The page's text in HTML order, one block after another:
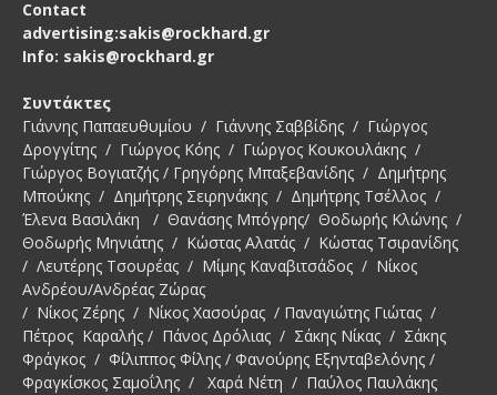
Contact
advertising:sakis@rockhard.gr
Info: sakis@rockhard.gr
Συντάκτες
Γιάννης Παπαευθυμίου / Γιάννης Σαββίδης / Γιώργος
Δρογγίτης / Γιώργος Κόης / Γιώργος Κουκουλάκης /
Γιώργος Βογιατζής / Γρηγόρης Μπαξεβανίδης / Δημήτρης
Μπούκης / Δημήτρης Σειρηνάκης / Δημήτρης Τσέλλος /
Έλενα Βασιλάκη / Θανάσης Μπόγρης/ Θοδωρής Κλώνης /
Θοδωρής Μηνιάτης / Κώστας Αλατάς / Κώστας Τσιρανίδης
/ Λευτέρης Τσουρέας / Μίμης Καναβιτσάδος / Νίκος
Ανδρέου/Ανδρέας Ζώρας
/ Νίκος Ζέρης / Νίκος Χασούρας / Παναγιώτης Γιώτας /
Πέτρος Καραλής / Πάνος Δρόλιας / Σάκης Νίκας / Σάκης
Φράγκος / Φίλιππος Φίλης / Φανούρης Εξηνταβελόνης /
Φραγκίσκος Σαμοΐλης / Χαρά Νέτη / Παύλος Παυλάκης